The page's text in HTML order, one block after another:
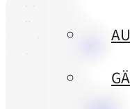
Aldingen
Allgemein
Bad Dürrheim
Blumberg
Brunnen